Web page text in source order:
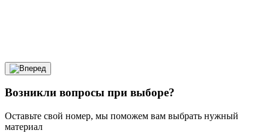
Возникли вопросы при выборе?
Оставьте свой номер, мы поможем вам выбрать нужный
материал